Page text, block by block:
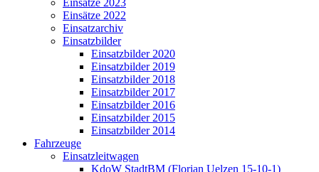
Einsätze 2023
Einsätze 2022
Einsatzarchiv
Einsatzbilder
Einsatzbilder 2020
Einsatzbilder 2019
Einsatzbilder 2018
Einsatzbilder 2017
Einsatzbilder 2016
Einsatzbilder 2015
Einsatzbilder 2014
Fahrzeuge
Einsatzleitwagen
KdoW StadtBM (Florian Uelzen 15-10-1)